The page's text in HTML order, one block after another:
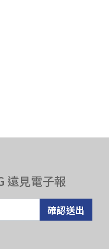
遠見電子報
確認送出